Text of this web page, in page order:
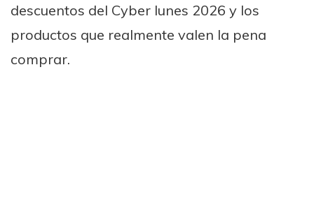
descuentos del Cyber lunes 2026 y los
productos que realmente valen la pena
comprar.